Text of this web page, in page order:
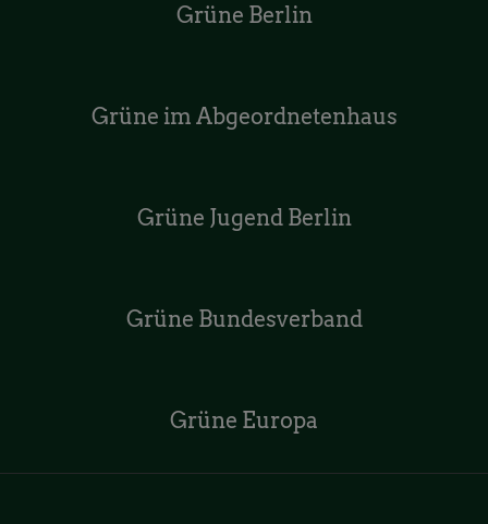
Grüne Berlin
Grüne im Abgeordnetenhaus
Grüne Jugend Berlin
Grüne Bundesverband
Grüne Europa